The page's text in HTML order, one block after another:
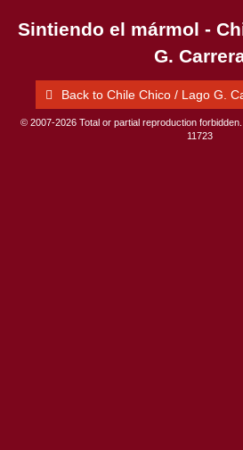
Sintiendo el mármol -
G.
Back to Chile Chico / Lago G.
© 2007-2026 Total or partial reproduction
11723